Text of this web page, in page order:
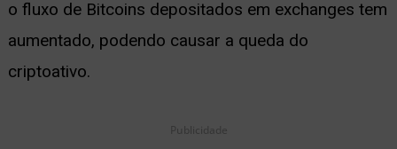
o fluxo de Bitcoins depositados em exchanges tem
aumentado, podendo causar a queda do
criptoativo.
Publicidade